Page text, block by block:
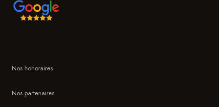
Nos honoraires
Nos partenaires